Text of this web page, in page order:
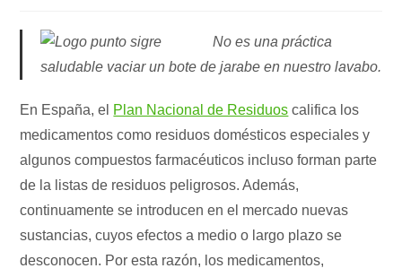
entrada:
No es una práctica
saludable vaciar un bote de jarabe en nuestro lavabo.
En España, el Plan Nacional de Residuos califica los
medicamentos como residuos domésticos especiales y
algunos compuestos farmacéuticos incluso forman parte
de la listas de residuos peligrosos. Además,
continuamente se introducen en el mercado nuevas
sustancias, cuyos efectos a medio o largo plazo se
desconocen. Por esta razón, los medicamentos,